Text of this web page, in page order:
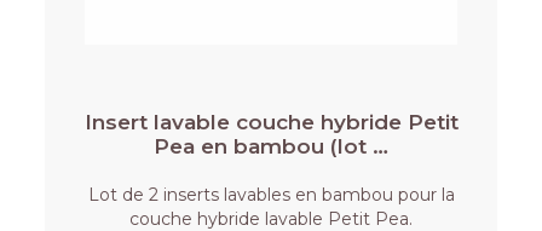
Insert lavable couche hybride Petit
Pea en bambou (lot …
Lot de 2 inserts lavables en bambou pour la
couche hybride lavable Petit Pea.